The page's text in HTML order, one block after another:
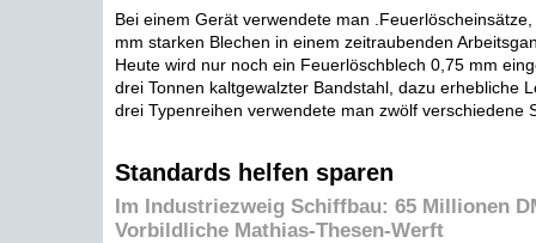
Bei einem Gerät verwendete man
mm starken Blechen in einem zeitraubenden
Heute wird nur noch ein Feuerlöschblech 0,75 mm
drei Tonnen kaltgewalzter Bandstahl, dazu erhebliche
drei Typenreihen verwendete man zwölf verschiedene
Standards helfen sparen
Im Industriezweig Schiffbau: 65 Millionen
Vorbildliche Mathias-Thesen-Werft